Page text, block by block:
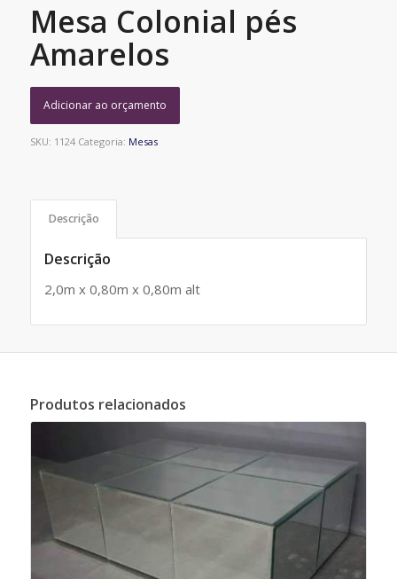
Mesa Colonial pés
Amarelos
Adicionar ao orçamento
SKU: 1124 Categoria: Mesas
Descrição
Descrição
2,0m x 0,80m x 0,80m alt
Produtos relacionados